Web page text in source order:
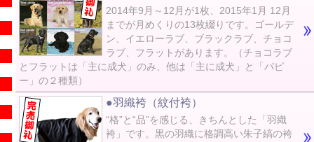
2014年9月～12月が1枚、2015年1月 12月
までが月めくりの13枚綴りです。ゴールデ
ン、イエローラブ、ブラックラブ、チョコ
ラブ、フラットがあります。（チョコラブ
とフラットは「主に成犬」のみ、他は「主に成犬」と「パピ
ー」の２種類）
●羽織袴（紋付袴）
“格”と“品”を感じる、きちんとした「羽織
袴」です。黒の羽織に格調高い朱子縞の袴